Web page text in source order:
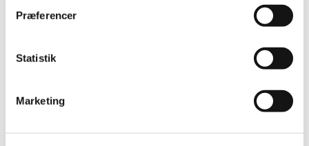
Præferencer
Statistik
Marketing
En sund kat
Hvad skal jeg bruge
Kan katte opdrages
Kattesprog